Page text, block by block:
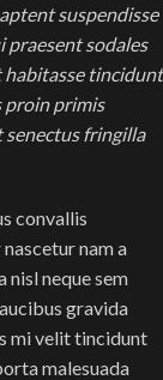
suspendisse
praesent sodales
habitasse tincidunt
proin primis
senectus fringilla
convallis
nam a
nisl neque sem
gravida
mi velit tincidunt
malesuada